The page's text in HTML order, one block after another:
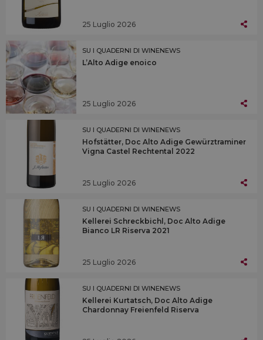
25 Luglio 2026
SU I QUADERNI DI WINENEWS
L’Alto Adige enoico
25 Luglio 2026
SU I QUADERNI DI WINENEWS
Hofstätter, Doc Alto Adige Gewürztraminer
Vigna Castel Rechtental 2022
25 Luglio 2026
SU I QUADERNI DI WINENEWS
Kellerei Schreckbichl, Doc Alto Adige
Bianco LR Riserva 2021
25 Luglio 2026
SU I QUADERNI DI WINENEWS
Kellerei Kurtatsch, Doc Alto Adige
Chardonnay Freienfeld Riserva